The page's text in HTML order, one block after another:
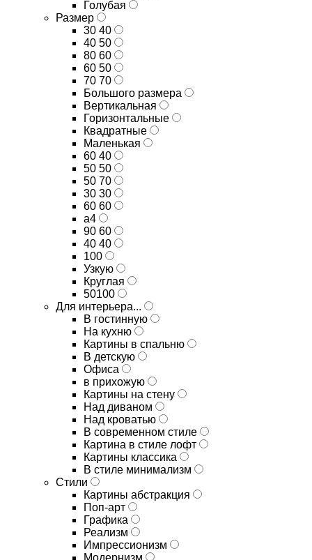
Голубая
Размер
30 40
40 50
80 60
60 50
70 70
Большого размера
Вертикальная
Горизонтальные
Квадратные
Маленькая
60 40
50 50
50 70
30 30
60 60
а4
90 60
40 40
100
Узкую
Круглая
50100
Для интерьера...
В гостинную
На кухню
Картины в спальню
В детскую
Офиса
в прихожую
Картины на стену
Над диваном
Над кроватью
В современном стиле
Картина в стиле лофт
Картины классика
В стиле минимализм
Стили
Картины абстракция
Поп-арт
Графика
Реализм
Импрессионизм
Модернизм